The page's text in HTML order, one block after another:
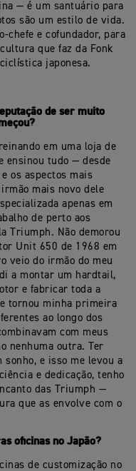
— é um santuário para
são um estilo de vida.
chefe e cofundador, para
que faz da Fonk
japonesa.
de ser muito
em uma loja de
ensinou tudo — desde
os aspectos mais
mais novo dele
apenas em
de perto aos
Triumph. Não demorou
Unit 650 de 1968 em
veio do irmão do meu
a montar um hardtail,
e fabricar toda a
tornou minha primeira
ao longo dos
com meus
nenhuma outra. Ter
e isso me levou a
e dedicação, tenho
das Triumph —
que as envolve com o
oficinas no Japão?
de customização no